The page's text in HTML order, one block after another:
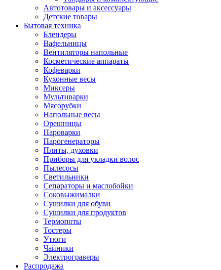
Автотовары и аксессуары
Детские товары
Бытовая техника
Блендеры
Вафельницы
Вентиляторы напольные
Косметические аппараты
Кофеварки
Кухонные весы
Миксеры
Мультиварки
Мясорубки
Напольные весы
Орешницы
Пароварки
Парогенераторы
Плиты, духовки
Приборы для укладки волос
Пылесосы
Светильники
Сепараторы и маслобойки
Соковыжималки
Сушилки для обуви
Сушилки для продуктов
Термопоты
Тостеры
Утюги
Чайники
Электрограверы
Распродажа